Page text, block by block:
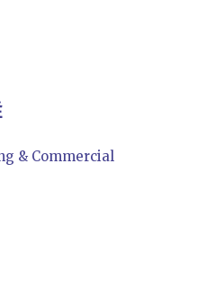
& Commercial